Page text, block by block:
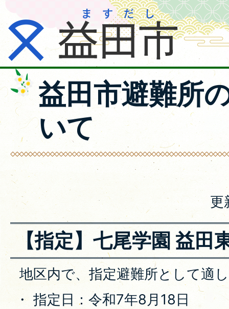
益田市避難所
いて
更
【指定】七尾学園 益田
地区内で、指定避難所として適
・ 指定日：令和7年8月18日